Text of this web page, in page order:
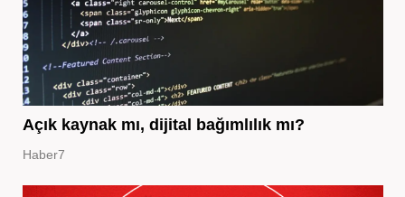
Açık kaynak mı, dijital bağımlılık mı?
Haber7